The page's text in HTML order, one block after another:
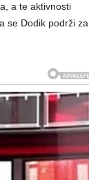
a te aktivnosti
se Dodik podrži za